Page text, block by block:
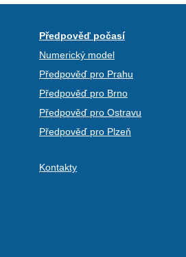
Předpověď počasí
Numerický model
Předpověď pro Prahu
Předpověď pro Brno
Předpověď pro Ostravu
Předpověď pro Plzeň
Kontakty